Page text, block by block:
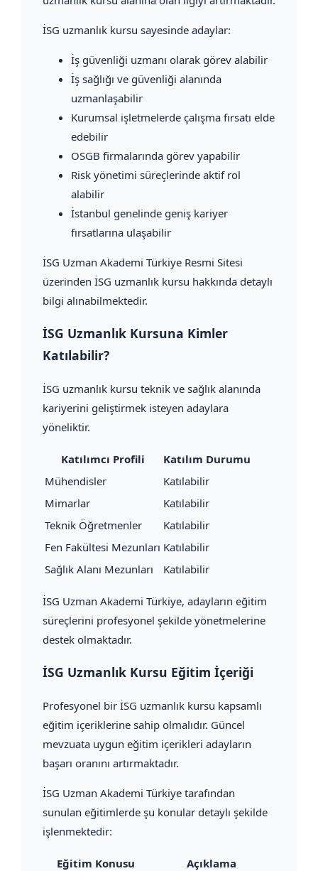
İSG uzmanlık kursu sayesinde adaylar:
İş güvenliği uzmanı olarak görev alabilir
İş sağlığı ve güvenliği alanında
uzmanlaşabilir
Kurumsal işletmelerde çalışma fırsatı elde
edebilir
OSGB firmalarında görev yapabilir
Risk yönetimi süreçlerinde aktif rol
alabilir
İstanbul genelinde geniş kariyer
fırsatlarına ulaşabilir
İSG Uzman Akademi Türkiye Resmi Sitesi
üzerinden İSG uzmanlık kursu hakkında detaylı
bilgi alınabilmektedir.
İSG Uzmanlık Kursuna Kimler
Katılabilir?
İSG uzmanlık kursu teknik ve sağlık alanında
kariyerini geliştirmek isteyen adaylara
yöneliktir.
Katılımcı Profili
Katılım Durumu
Mühendisler
Katılabilir
Mimarlar
Katılabilir
Teknik Öğretmenler
Katılabilir
Fen Fakültesi Mezunları Katılabilir
Sağlık Alanı Mezunları
Katılabilir
İSG Uzman Akademi Türkiye, adayların eğitim
süreçlerini profesyonel şekilde yönetmelerine
destek olmaktadır.
İSG Uzmanlık Kursu Eğitim İçeriği
Profesyonel bir İSG uzmanlık kursu kapsamlı
eğitim içeriklerine sahip olmalıdır. Güncel
mevzuata uygun eğitim içerikleri adayların
başarı oranını artırmaktadır.
İSG Uzman Akademi Türkiye tarafından
sunulan eğitimlerde şu konular detaylı şekilde
işlenmektedir:
Eğitim Konusu
Açıklama